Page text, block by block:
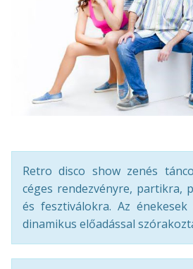
Retro disco show zenés
céges rendezvényre, partikra,
és fesztiválokra. Az
dinamikus előadással